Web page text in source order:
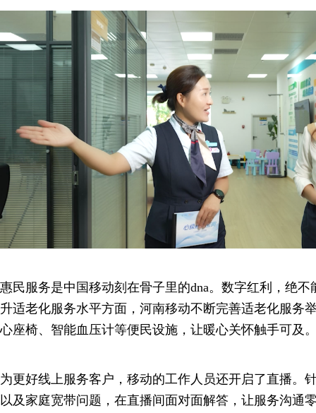
惠民服务是中国移动刻在骨子里的dna。数字红利，绝
升适老化服务水平方面，河南移动不断完善适老化服务
心座椅、智能血压计等便民设施，让暖心关怀触手可及
为更好线上服务客户，移动的工作人员还开启了直播。
以及家庭宽带问题，在直播间面对面解答，让服务沟通